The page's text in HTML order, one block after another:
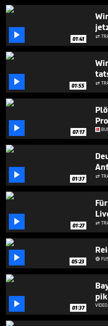
1
minute,
seconds
 01:41 
 01:55 
 07:17
 01:37 
 01:27 
 05:23 
 01:37